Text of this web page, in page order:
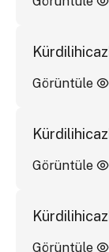
Görüntüle
Görüntüle
Görüntüle